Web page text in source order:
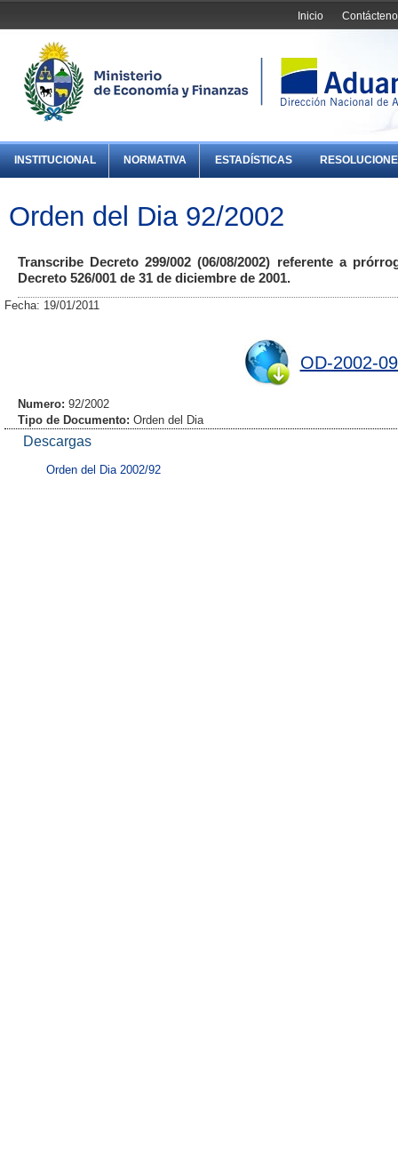
Inicio
INSTITUCIONAL NORMATIVA ESTADÍSTICAS
Orden del Dia 92/2002
Transcribe Decreto 299/002 (06/08/2002) referente a
Decreto 526/001 de 31 de diciembre de 2001.
Fecha: 19/01/2011
OD-2002-
Numero: 92/2002
Tipo de Documento: Orden del Dia
Descargas
Orden del Dia 2002/92